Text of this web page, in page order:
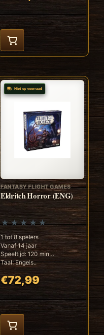
Niet op voorraad
FANTASY FLIGHT GAMES
Eldritch Horror (ENG)
1 tot 8 spelers
Vanaf 14 jaar
Speeltijd: 120 min
Taal: Engels..
€72,99